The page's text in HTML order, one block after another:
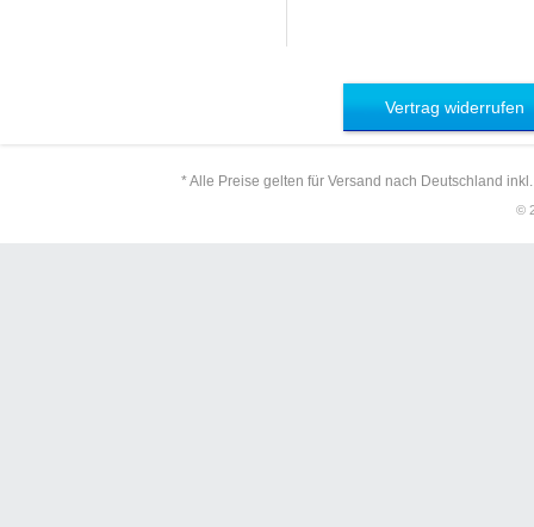
Vertrag widerrufen
* Alle Preise gelten für Versand nach Deutschland
©